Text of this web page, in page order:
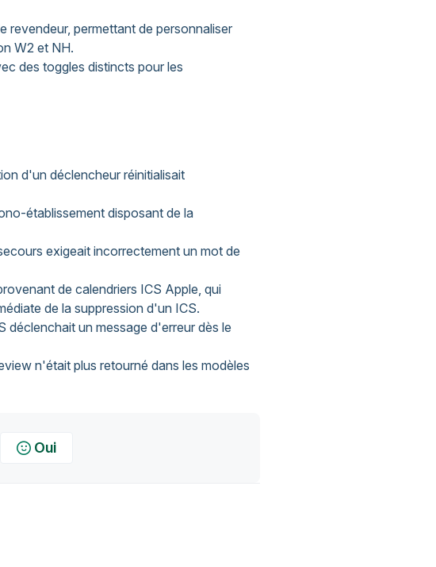
revendeur, permettant de personnaliser
W2 et NH.
des toggles distincts pour les
d'un déclencheur réinitialisait
établissement disposant de la
exigeait incorrectement un mot de
de calendriers ICS Apple, qui
de la suppression d'un ICS.
déclenchait un message d'erreur dès le
n'était plus retourné dans les modèles
Oui